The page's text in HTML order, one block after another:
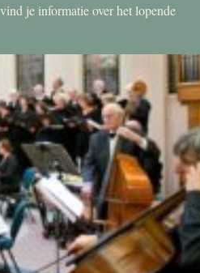
je informatie over het lopende